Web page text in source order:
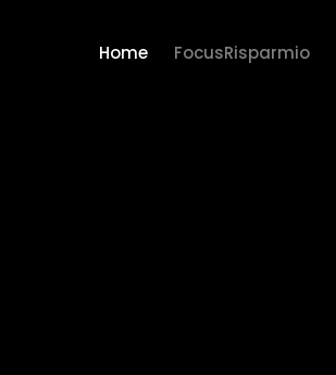
Home FocusRisparmio